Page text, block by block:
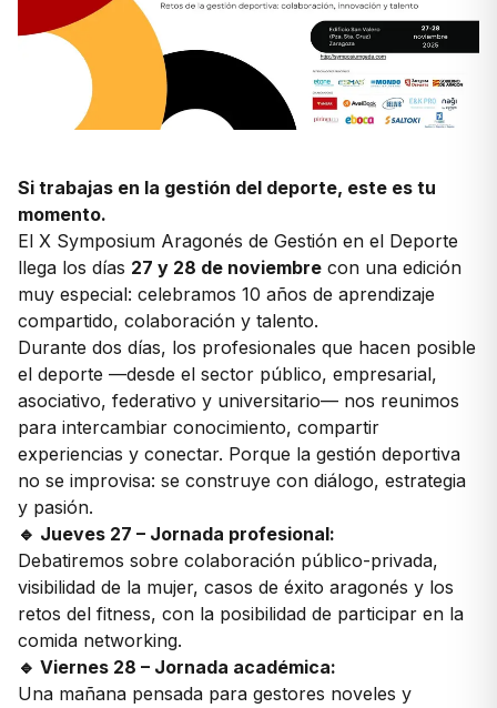
Si trabajas en la gestión del deporte, este es tu
momento.
El X Symposium Aragonés de Gestión en el Deporte
llega los días 27 y 28 de noviembre con una edición
muy especial: celebramos 10 años de aprendizaje
compartido, colaboración y talento.
Durante dos días, los profesionales que hacen posible
el deporte —desde el sector público, empresarial,
asociativo, federativo y universitario— nos reunimos
para intercambiar conocimiento, compartir
experiencias y conectar. Porque la gestión deportiva
no se improvisa: se construye con diálogo, estrategia
y pasión.
🔹 Jueves 27 – Jornada profesional:
Debatiremos sobre colaboración público-privada,
visibilidad de la mujer, casos de éxito aragonés y los
retos del fitness, con la posibilidad de participar en la
comida networking.
🔹 Viernes 28 – Jornada académica:
Una mañana pensada para gestores noveles y